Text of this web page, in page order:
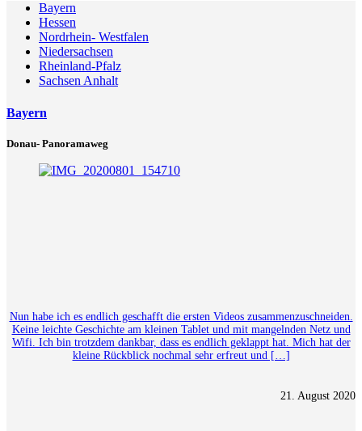
Bayern
Hessen
Nordrhein- Westfalen
Niedersachsen
Rheinland-Pfalz
Sachsen Anhalt
Bayern
Donau- Panoramaweg
Nun habe ich es endlich geschafft die ersten Videos zusammenzuschneiden.
Keine leichte Geschichte am kleinen Tablet und mit mangelnden Netz und
Wifi. Ich bin trotzdem dankbar, dass es endlich geklappt hat. Mich hat der
kleine Rückblick nochmal sehr erfreut und […]
21. August 2020